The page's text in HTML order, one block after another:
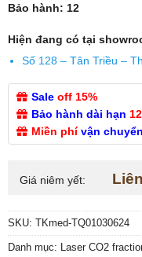
Bảo hành: 12
Hiện đang có tại
Số 128 – Tân Triều –
Sale off 15%
Bảo hành dài hạn
Miền phí vận
Giá niêm yết:
SKU: TKmed-TQ01030624
Danh mục: Laser CO2